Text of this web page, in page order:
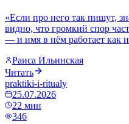
«Если про него так пишут,
видно, что громкий спор
— и имя в нём работает как
Раиса Ильинская
Читать
praktiki-i-ritualy
25.07.2026
22 мин
346